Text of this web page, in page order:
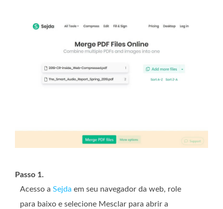
Passo 1.
Acesso a Sejda em seu navegador da web, role
para baixo e selecione Mesclar para abrir a